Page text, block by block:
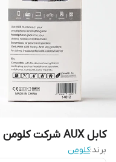
کابل AUX شرکت کلومن مدل KA - 35 طول یک متر
برند:کلومن